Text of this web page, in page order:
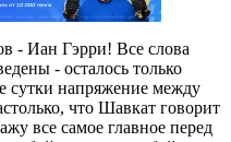
- Иан Гэрри! Все слова
- осталось только
сутки напряжение между
что Шавкат говорит
все самое главное перед